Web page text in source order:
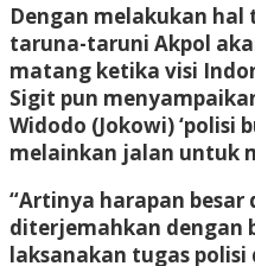
Dengan melakukan hal
taruna-taruni Akpol
matang ketika visi
Sigit pun
Widodo (Jokowi) ‘polisi
melainkan jalan untuk
“Artinya harapan besar
diterjemahkan dengan
laksanakan tugas